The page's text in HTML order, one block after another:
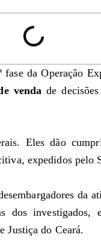
da Operação
venda de
Eles dão
expedidos
da
dos
Justiça do Ceará.